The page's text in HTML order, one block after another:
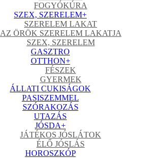
FOGYÓKÚRA
SZEX, SZERELEM+
SZERELEM LAKAT
AZ ÖRÖK SZERELEM LAKATJA
SZEX, SZERELEM
GASZTRO
OTTHON+
FÉSZEK
GYERMEK
ÁLLATI CUKISÁGOK
PASISZEMMEL
SZÓRAKOZÁS
UTAZÁS
JÓSDA+
JÁTÉKOS JÓSLÁTOK
ÉLŐ JÓSLÁS
HOROSZKÓP